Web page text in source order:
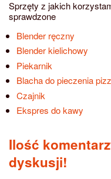
Sprzęty z jakich
sprawdzone
Blender ręczny
Blender kielichowy
Piekarnik
Blacha do pieczenia
Czajnik
Ekspres do kawy
Ilość
dyskusji!